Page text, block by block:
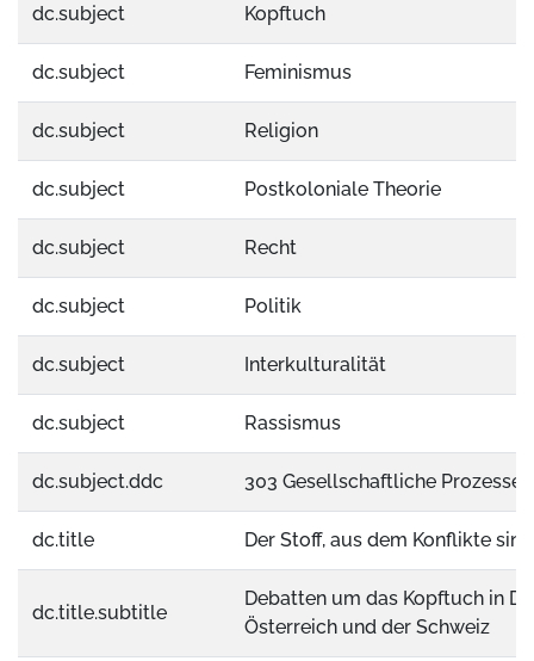
dc.subject Kopftuch
dc.subject Feminismus
dc.subject Religion
dc.subject Postkoloniale Theorie
dc.subject Recht
dc.subject Politik
dc.subject Interkulturalität
dc.subject Rassismus
dc.subject.ddc 303 Gesellschaftliche Prozesse
dc.title Der Stoff, aus dem Konflikte sind
dc.title.subtitle
Debatten um das Kopftuch in
Österreich und der Schweiz